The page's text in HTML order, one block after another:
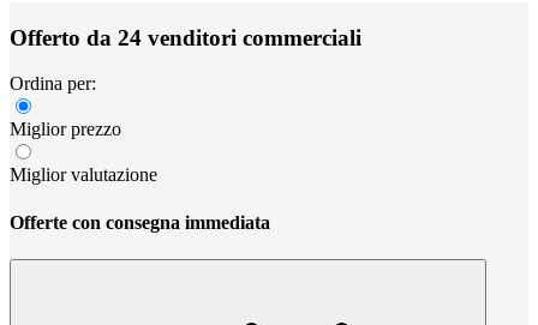
Offerto da 24 venditori commerciali
Ordina per:
Miglior prezzo
Miglior valutazione
Offerte con consegna immediata